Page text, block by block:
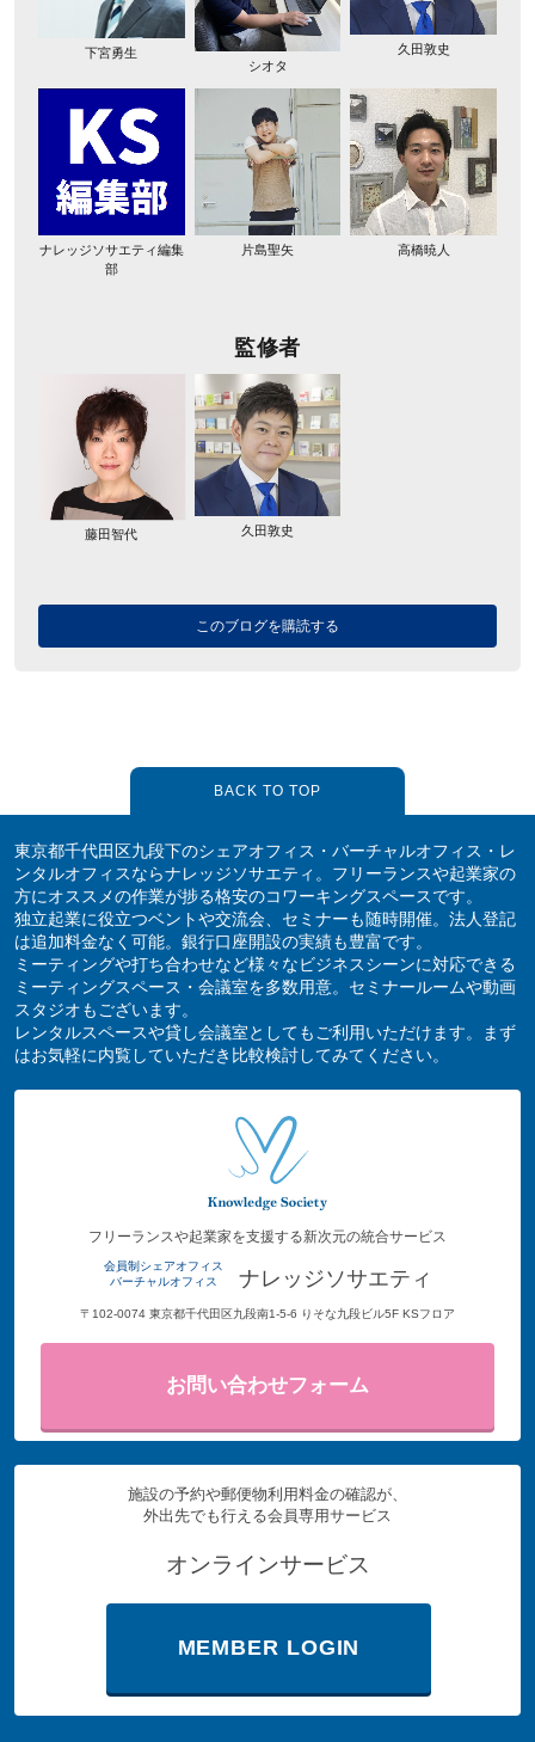
下宮勇生
シオタ
久田敦史
ナレッジソサエティ編集
部
片島聖矢 高橋暁人
監修者
藤田智代 久田敦史
このブログを購読する
BACK TO TOP
東京都千代田区九段下のシェアオフィス・バーチャルオフィス・レ
ンタルオフィスならナレッジソサエティ。フリーランスや起業家の
方にオススメの作業が捗る格安のコワーキングスペースです。
独立起業に役立つベントや交流会、セミナーも随時開催。法人登記
は追加料金なく可能。銀行口座開設の実績も豊富です。
ミーティングや打ち合わせなど様々なビジネスシーンに対応できる
ミーティングスペース・会議室を多数用意。セミナールームや動画
スタジオもございます。
レンタルスペースや貸し会議室としてもご利用いただけます。まず
はお気軽に内覧していただき比較検討してみてください。
フリーランスや起業家を支援する新次元の統合サービス
会員制シェアオフィス
バーチャルオフィス
ナレッジソサエティ
〒102-0074 東京都千代田区九段南1-5-6 りそな九段ビル5F KSフロア
お問い合わせフォーム
施設の予約や郵便物利用料金の確認が、
外出先でも行える会員専用サービス
オンラインサービス
MEMBER LOGIN